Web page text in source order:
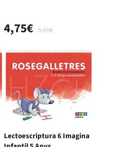
5,00€
4,75€
Lectoescriptura 6 Imagina